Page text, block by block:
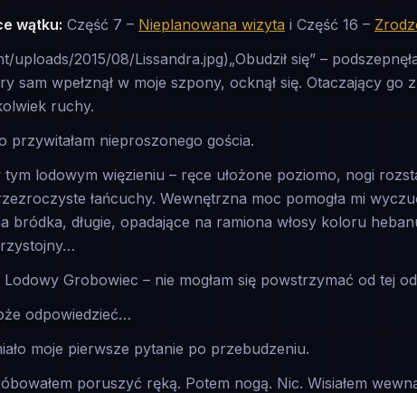
wątku: Część 7 – Nieplanowana wizyta i Część 16 –
2015/08/Lissandra.jpg)„Obudził się” –
sam wpełznął w moje szpony, ocknął się. Otaczający go
ruchy.
przywitałam nieproszonego gościa.
lodowym więzieniu – ręce ułożone poziomo, nogi
łańcuchy. Wewnętrzna moc pomogła mi
długie, opadające na ramiona włosy koloru
Grobowiec – nie mogłam się powstrzymać od tej
odpowiedzieć…
moje pierwsze pytanie po przebudzeniu.
poruszyć ręką. Potem nogą. Nic. Wisiałem